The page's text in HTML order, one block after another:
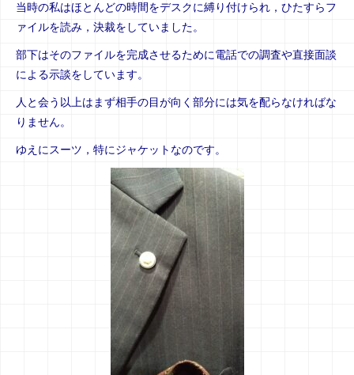
当時の私はほとんどの時間をデスクに縛り付けられ，ひたすらフ
ァイルを読み，決裁をしていました。
部下はそのファイルを完成させるために電話での調査や直接面談
による示談をしています。
人と会う以上はまず相手の目が向く部分には気を配らなければな
りません。
ゆえにスーツ，特にジャケットなのです。